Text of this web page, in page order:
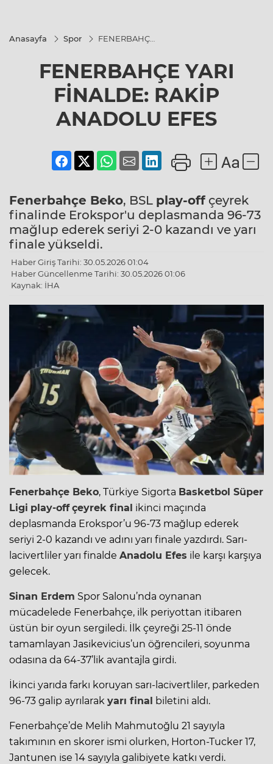
Anasayfa Spor
FENERBAHÇE
RAKİP
ANADOLU
EFES
FENERBAHÇE YARI
FİNALDE: RAKİP
ANADOLU EFES
Fenerbahçe Beko, BSL play-offçeyrek
finalinde Erokspor'u deplasmanda 96-73
mağlup ederek seriyi 2-0 kazandı ve yarı
finale yükseldi.
Haber Giriş Tarihi: 30.05.2026 01:04
Haber Güncellenme Tarihi: 30.05.2026 01:06
Kaynak: İHA
Fenerbahçe Beko, Türkiye Sigorta Basketbol Süper
Ligi play-off çeyrek final ikinci maçında
deplasmanda Erokspor’u 96-73 mağlup ederek
seriyi 2-0 kazandı ve adını yarı finale yazdırdı. Sarı-
lacivertliler yarı finalde Anadolu Efes ile karşı karşıya
gelecek.
Sinan Erdem Spor Salonu’nda oynanan
mücadelede Fenerbahçe, ilk periyottan itibaren
üstün bir oyun sergiledi. İlk çeyreği 25-11 önde
tamamlayan Jasikevicius’un öğrencileri, soyunma
odasına da 64-37’lik avantajla girdi.
İkinci yarıda farkı koruyan sarı-lacivertliler, parkeden
96-73 galip ayrılarak yarı final biletini aldı.
Fenerbahçe’de Melih Mahmutoğlu 21 sayıyla
takımının en skorer ismi olurken, Horton-Tucker 17,
Jantunen ise 14 sayıyla galibiyete katkı verdi.